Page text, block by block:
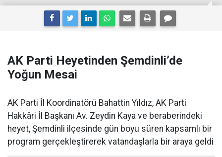
AK Parti Heyetinden Şemdinli’de
Yoğun Mesai
AK Parti İl Koordinatörü Bahattin Yıldız, AK Parti
Hakkâri İl Başkanı Av. Zeydin Kaya ve beraberindeki
heyet, Şemdinli ilçesinde gün boyu süren kapsamlı bir
program gerçekleştirerek vatandaşlarla bir araya geldi